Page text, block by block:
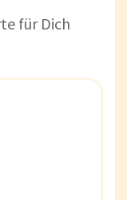
für Dich